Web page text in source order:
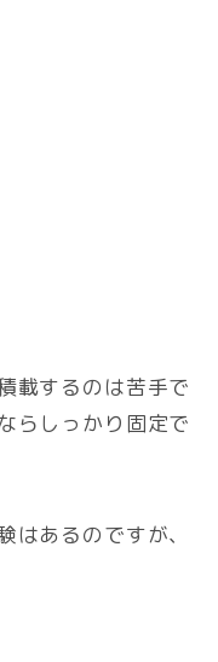
載するのは苦手で
らしっかり固定で
はあるのですが、